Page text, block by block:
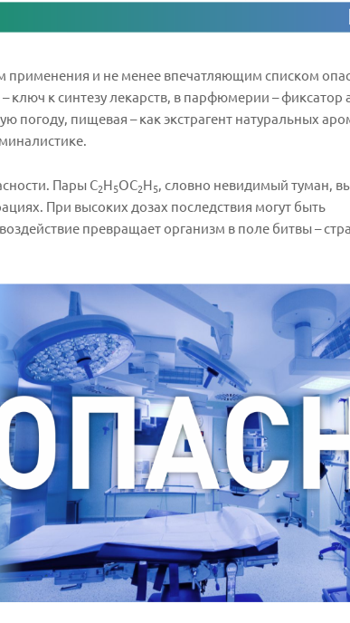
применения и не менее впечатляющим списком
к синтезу лекарств, в парфюмерии – фиксатор
погоду, пищевая – как экстрагент натуральных
Пары C2H5OC2H5 , словно невидимый туман,
При высоких дозах последствия могут быть
превращает организм в поле битвы –